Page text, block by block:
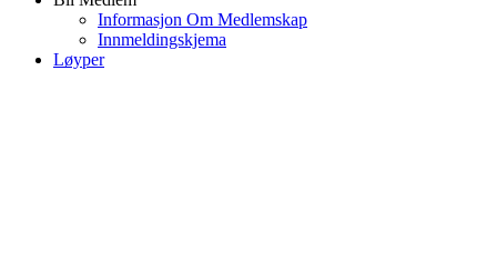
Informasjon Om Medlemskap
Innmeldingskjema
Løyper